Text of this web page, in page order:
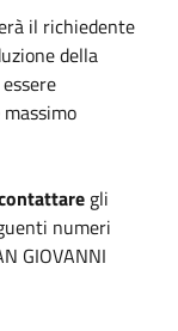
il richiedente
della
gli
numeri
GIOVANNI